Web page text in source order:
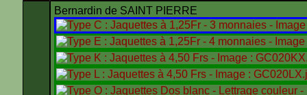
Bernardin de SAINT PIERRE